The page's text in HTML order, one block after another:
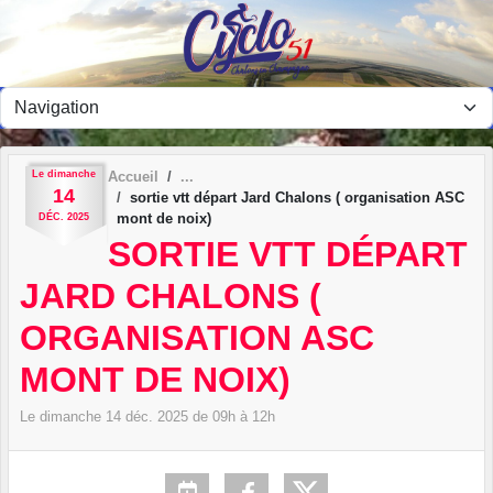
Le dimanche
14
DÉC. 2025
Accueil
sortie vtt départ Jard Chalons ( organisation ASC
mont de noix)
SORTIE VTT DÉPART
JARD CHALONS (
ORGANISATION ASC
MONT DE NOIX)
Le dimanche 14 déc. 2025 de 09h à 12h
Panneau de gestion des cookies